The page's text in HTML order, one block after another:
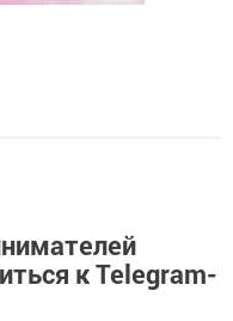
к Telegram-